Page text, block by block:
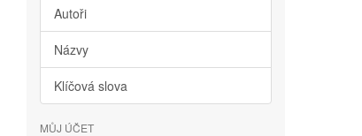
Autoři
Názvy
Klíčová slova
MŮJ ÚČET